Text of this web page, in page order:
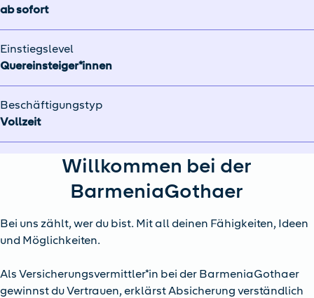
ab sofort
Einstiegslevel
Quereinsteiger*innen
Beschäftigungstyp
Vollzeit
Willkommen bei der
BarmeniaGothaer
Bei uns zählt, wer du bist. Mit all deinen Fähigkeiten, Ideen
und Möglichkeiten.
Als Versicherungsvermittler*in bei der BarmeniaGothaer
gewinnst du Vertrauen, erklärst Absicherung verständlich